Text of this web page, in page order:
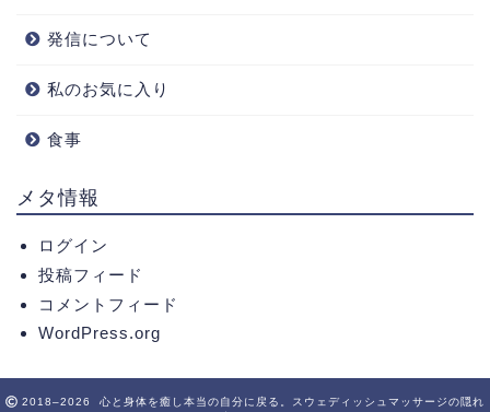
発信について
私のお気に入り
食事
メタ情報
ログイン
投稿フィード
コメントフィード
WordPress.org
2018–2026 心と身体を癒し本当の自分に戻る。スウェディッシュマッサージの隠れ